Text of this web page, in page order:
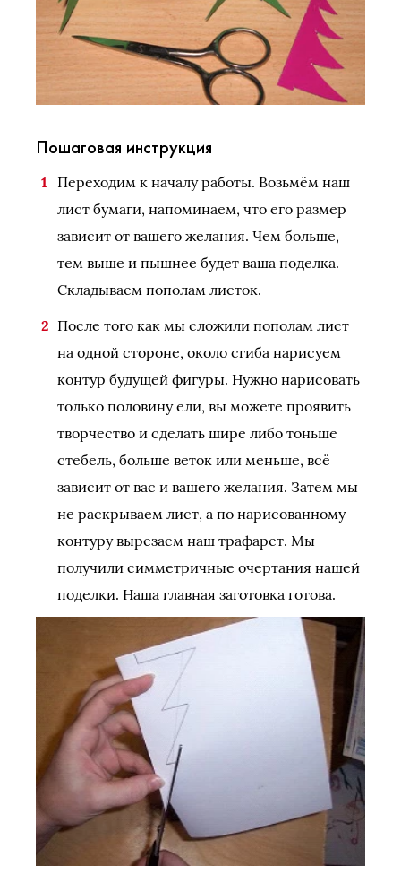
Пошаговая инструкция
Переходим к началу работы. Возьмём наш
лист бумаги, напоминаем, что его размер
зависит от вашего желания. Чем больше,
тем выше и пышнее будет ваша поделка.
Складываем пополам листок.
После того как мы сложили пополам лист
на одной стороне, около сгиба нарисуем
контур будущей фигуры. Нужно нарисовать
только половину ели, вы можете проявить
творчество и сделать шире либо тоньше
стебель, больше веток или меньше, всё
зависит от вас и вашего желания. Затем мы
не раскрываем лист, а по нарисованному
контуру вырезаем наш трафарет. Мы
получили симметричные очертания нашей
поделки. Наша главная заготовка готова.